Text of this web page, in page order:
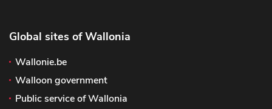
Global sites of Wallonia
Wallonie.be
Walloon government
Public service of Wallonia